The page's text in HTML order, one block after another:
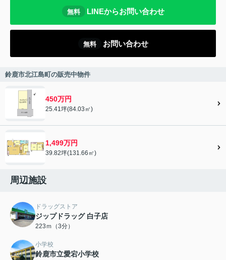
無料 LINEからお問い合わせ
無料 お問い合わせ
鈴鹿市北江島町の販売中物件
450万円
25.41坪(84.03㎡)
1,499万円
39.82坪(131.66㎡)
周辺施設
ドラッグストア
ジップドラッグ 白子店
223ｍ（3分）
小学校
鈴鹿市立愛宕小学校